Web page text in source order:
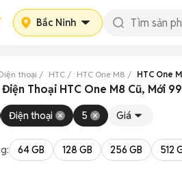
Bắc Ninh
thoại HTC HTC One M8 HTC One
Điện Thoại HTC One M8 Cũ, Mới
Điện thoại 5 Giá
64 GB 128 GB 256 GB 512